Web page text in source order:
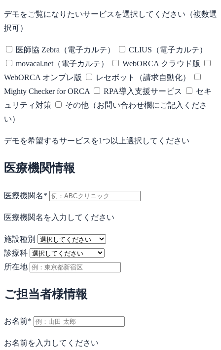
デモをご覧になりたいサービスを選択してください（複数選
択可）
医師協 Zebra（電子カルテ）
CLIUS（電子カルテ）
movacal.net（電子カルテ）
WebORCA クラウド版
WebORCA オンプレ版
レセボット（請求自動化）
Mighty Checker for ORCA
RPA導入支援サービス
セキ
ュリティ対策
その他（お問い合わせ欄にご記入くださ
い）
デモを希望するサービスを1つ以上選択してください
医療機関情報
医療機関名*
医療機関名を入力してください
施設種別
診療科
所在地
ご担当者様情報
お名前*
お名前を入力してください